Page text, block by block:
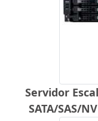
Servidor
SATA/SAS/